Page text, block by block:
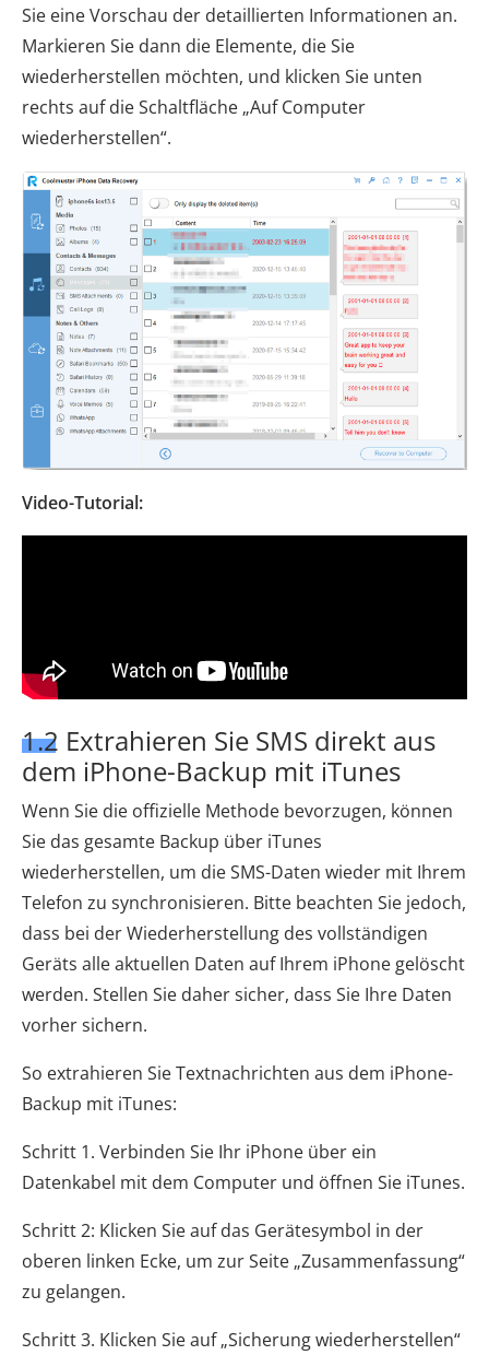
Sie eine Vorschau der detaillierten Informationen an.
Markieren Sie dann die Elemente, die Sie
wiederherstellen möchten, und klicken Sie unten
rechts auf die Schaltfläche „Auf Computer
wiederherstellen“.
Video-Tutorial:
1.2 Extrahieren Sie SMS direkt aus
dem iPhone-Backup mit iTunes
Wenn Sie die offizielle Methode bevorzugen, können
Sie das gesamte Backup über iTunes
wiederherstellen, um die SMS-Daten wieder mit Ihrem
Telefon zu synchronisieren. Bitte beachten Sie jedoch,
dass bei der Wiederherstellung des vollständigen
Geräts alle aktuellen Daten auf Ihrem iPhone gelöscht
werden. Stellen Sie daher sicher, dass Sie Ihre Daten
vorher sichern.
So extrahieren Sie Textnachrichten aus dem iPhone-
Backup mit iTunes:
Schritt 1. Verbinden Sie Ihr iPhone über ein
Datenkabel mit dem Computer und öffnen Sie iTunes.
Schritt 2: Klicken Sie auf das Gerätesymbol in der
oberen linken Ecke, um zur Seite „Zusammenfassung“
zu gelangen.
Schritt 3. Klicken Sie auf „Sicherung wiederherstellen“